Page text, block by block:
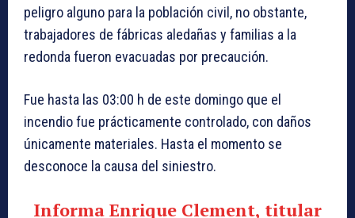
peligro alguno para la población civil, no obstante,
trabajadores de fábricas aledañas y familias a la
redonda fueron evacuadas por precaución.
Fue hasta las 03:00 h de este domingo que el
incendio fue prácticamente controlado, con daños
únicamente materiales. Hasta el momento se
desconoce la causa del siniestro.
Informa Enrique Clement, titular